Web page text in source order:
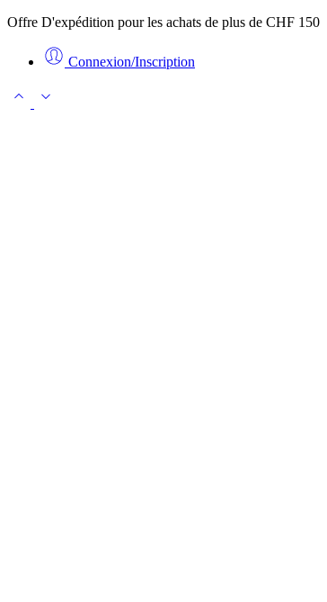
Offre D'expédition pour les achats de plus de CHF 150
Connexion/Inscription